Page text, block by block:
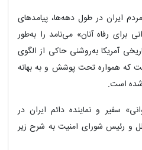
ایران در طول دهه‌ها، پیامدهای
رفاه آنان» می‌نامد را به‌طور
آمریکا به‌روشنی حاکی از الگوی
همواره تحت پوشش و به بهانه
است.
سفیر و نماینده دائم ایران در
و رئیس شورای امنیت به شرح زیر